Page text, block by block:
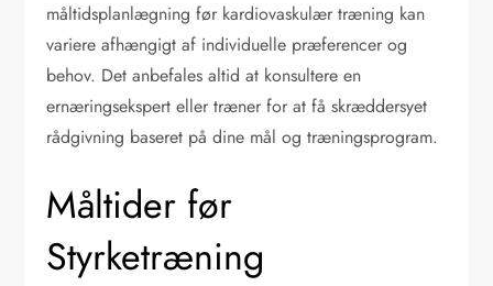
måltidsplanlægning før kardiovaskulær træning kan
variere afhængigt af individuelle præferencer og
behov. Det anbefales altid at konsultere en
ernæringsekspert eller træner for at få skræddersyet
rådgivning baseret på dine mål og træningsprogram.
Måltider før
Styrketræning